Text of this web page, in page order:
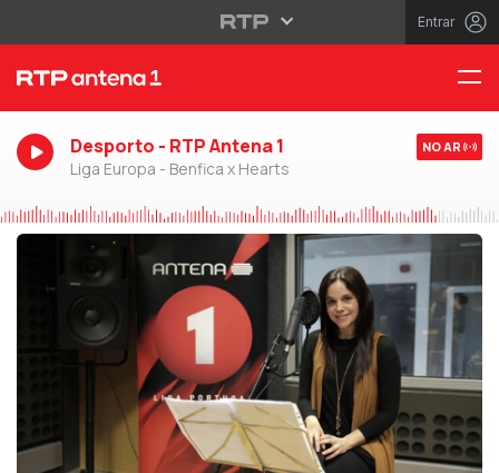
Entrar
Desporto - RTP Antena 1
Liga Europa - Benfica x Hearts
NO AR